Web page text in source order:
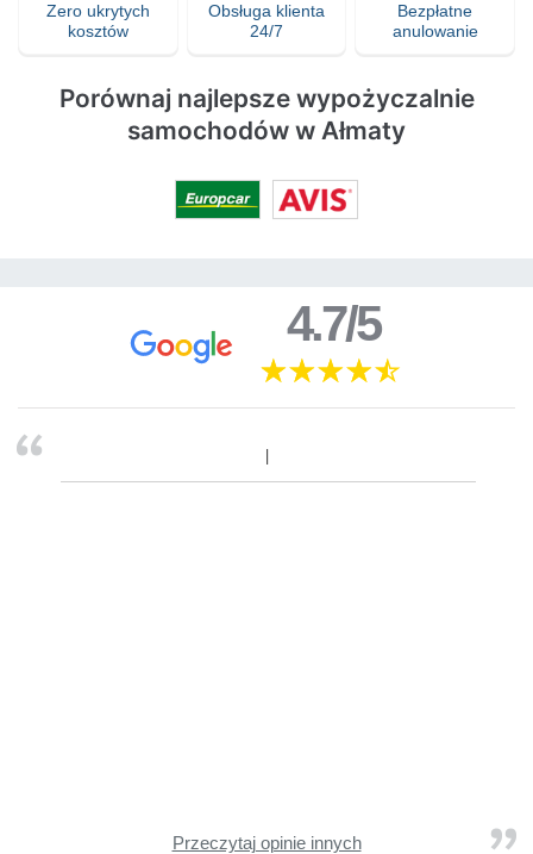
Zero ukrytych
kosztów
Obsługa klienta
24/7
Bezpłatne
anulowanie
Porównaj najlepsze wypożyczalnie
samochodów w Ałmaty
4.7/5
Przeczytaj opinie innych